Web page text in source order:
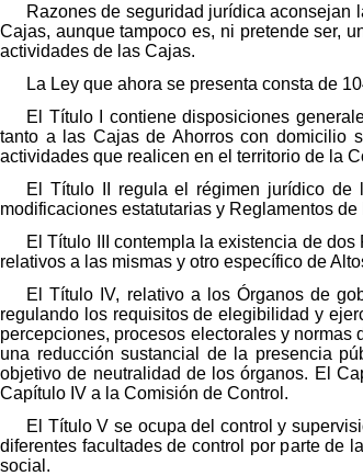
Razones de seguridad jurídica aconsejan
Cajas, aunque tampoco es, ni pretende ser,
actividades de las Cajas.
La Ley que ahora se presenta consta de
El Título I contiene disposiciones
tanto a las Cajas de Ahorros con domicilio
actividades que realicen en el territorio de la
El Título II regula el régimen jurídico
modificaciones estatutarias y Reglamentos
El Título III contempla la existencia de
relativos a las mismas y otro específico de
El Título IV, relativo a los Órganos de
regulando los requisitos de elegibilidad y
percepciones, procesos electorales y
una reducción sustancial de la presencia
objetivo de neutralidad de los órganos. El
Capítulo IV a la Comisión de Control.
El Título V se ocupa del control y
diferentes facultades de control por parte de
social.